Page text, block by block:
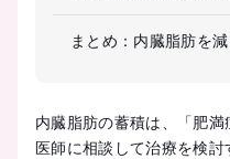
まとめ：内臓脂肪を
内臓脂肪の蓄積は、「肥満
医師に相談して治療を検討